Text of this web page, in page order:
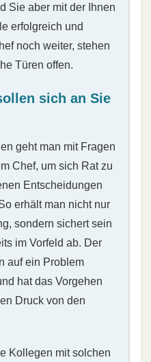
Sie aber mit der Ihnen
erfolgreich und
noch weiter, stehen
Türen offen.
sich an Sie
geht man mit Fragen
Chef, um sich Rat zu
Entscheidungen
erhält man nicht nur
sondern sichert sein
im Vorfeld ab. Der
auf ein Problem
hat das Vorgehen
Druck von den
Kollegen mit solchen